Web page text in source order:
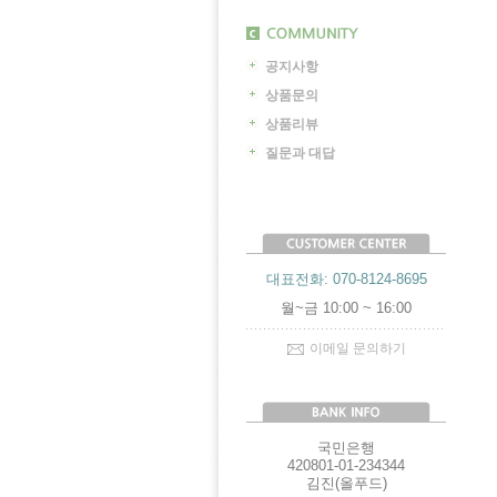
공지사항
상품문의
상품리뷰
질문과 대답
대표전화: 070-8124-8695
월~금 10:00 ~ 16:00
이메일 문의하기
국민은행
420801-01-234344
김진(올푸드)